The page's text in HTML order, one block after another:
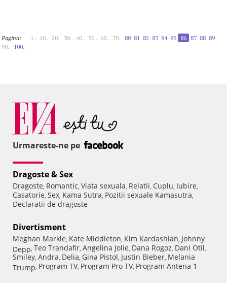
Pagina: 1.. 10.. 20.. 30.. 40.. 50.. 60.. 70.. 80 81 82 83 84 85 86 87 88 89
90.. 100..
Urmareste-ne pe
Dragoste & Sex
Dragoste, Romantic, Viata sexuala, Relatii, Cuplu, Iubire,
Casatorie, Sex, Kama Sutra, Pozitii sexuale Kamasutra,
Declaratii de dragoste
Divertisment
Meghan Markle, Kate Middleton, Kim Kardashian, Johnny
Depp, Teo Trandafir, Angelina Jolie, Dana Rogoz, Dani Otil,
Smiley, Andra, Delia, Gina Pistol, Justin Bieber, Melania
Trump, Program TV, Program Pro TV, Program Antena 1